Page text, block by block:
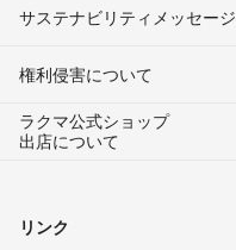
サステナビリティメッセージ
権利侵害について
ラクマ公式ショップ
出店について
リンク